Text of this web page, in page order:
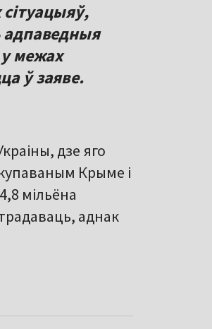
адпаведныя
межах
ў заяве.
дзе яго
Крыме і
мільёна
аднак